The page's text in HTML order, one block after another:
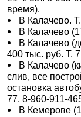
время).
В Калачево.
В Калачево
В Калачево
400 тыс. руб. Т.
В Калачево
слив, все
остановка
77, 8-960-911-
В Кемерове